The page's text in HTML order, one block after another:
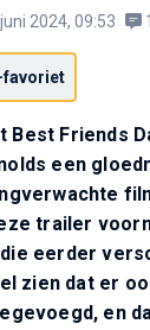
2024, 09:53 1
favoriet
Best Friends
een
trailer
eerder
zien dat er
en